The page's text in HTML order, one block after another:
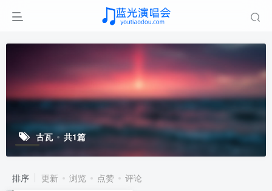
古瓦 共1篇
排序 更新 浏览 点赞 评论